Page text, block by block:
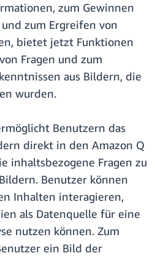
zum Gewinnen
zum Ergreifen von
bietet jetzt Funktionen
Fragen und zum
aus Bildern, die
wurden.
Benutzern das
direkt in den Amazon Q
inhaltsbezogene Fragen zu
Benutzer können
Inhalten interagieren,
als Datenquelle für eine
nutzen können. Zum
ein Bild der